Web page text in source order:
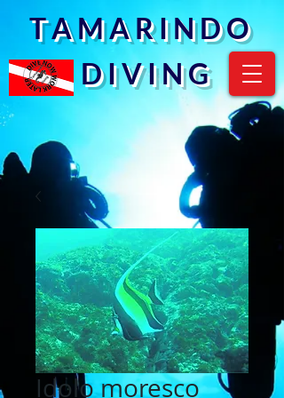
T A M A R I N D O
D I V I N G
Idolo moresco